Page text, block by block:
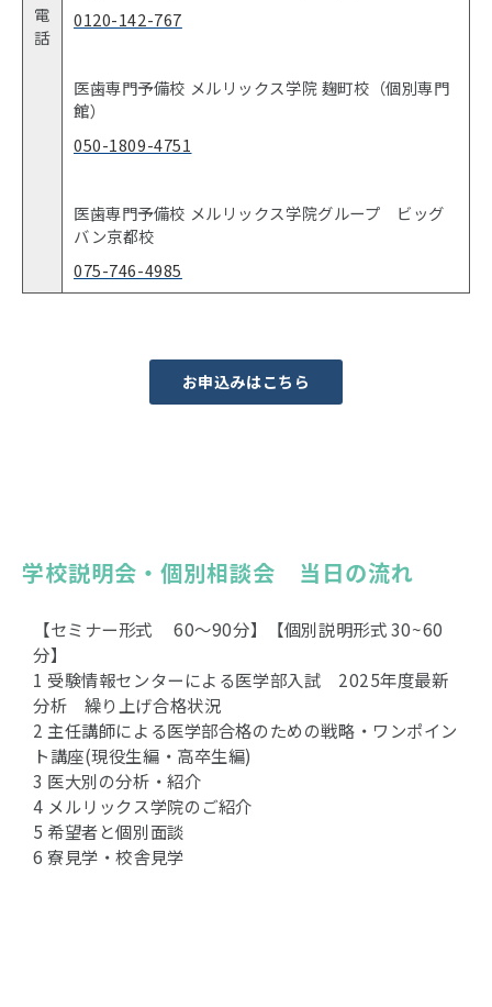
電
話
0120-142-767
医歯専門予備校 メルリックス学院 麹町校（個別専門
館）
050-1809-4751
医歯専門予備校 メルリックス学院グループ ビッグ
バン京都校
075-746-4985
お申込みはこちら
学校説明会・個別相談会　当日の流れ
【セミナー形式 60〜90分】【個別説明形式 30~60
分】
1 受験情報センターによる医学部入試 2025年度最新
分析 繰り上げ合格状況
2 主任講師による医学部合格のための戦略・ワンポイン
ト講座(現役生編・高卒生編)
3 医大別の分析・紹介
4 メルリックス学院のご紹介
5 希望者と個別面談
6 寮見学・校舎見学